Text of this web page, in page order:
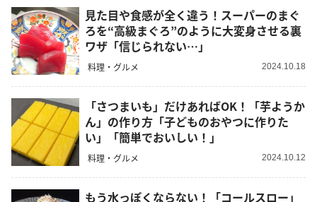
見た目や食感が全く違う！スーパーのまぐ
ろを“高級まぐろ”のように大変身させる裏
ワザ「信じられない…」
料理・グルメ 2024.10.18
「さつまいも」だけあればOK！「芋ようか
ん」の作り方「子どものおやつに作りた
い」「簡単でおいしい！」
料理・グルメ 2024.10.12
もう水っぽくならない！「コールスロー」